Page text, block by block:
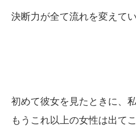
決断力が全て流れを変えてい
初めて彼女を見たときに、私
もうこれ以上の女性は出て